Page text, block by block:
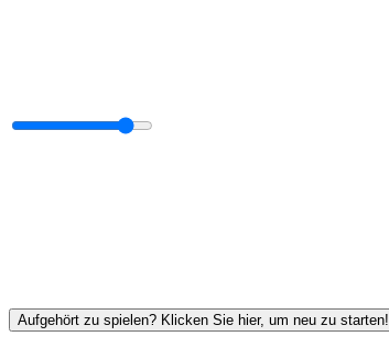
Aufgehört zu spielen? Klicken Sie hier, um neu zu starten!